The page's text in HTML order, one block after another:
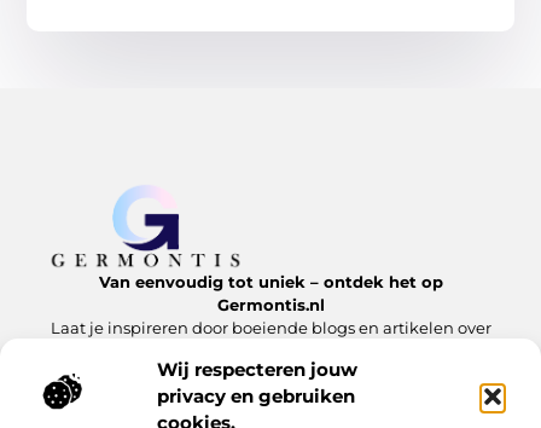
Wij respecteren jouw
privacy en gebruiken
cookies.
Van eenvoudig tot uniek – ontdek het op
Germontis.nl
Laat je inspireren door boeiende blogs en artikelen over
Bericht categorie